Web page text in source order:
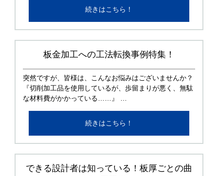
続きはこちら！
板金加工への工法転換事例特集！
突然ですが、皆様は、こんなお悩みはございませんか？
『切削加工品を使用しているが、歩留まりが悪く、無駄
な材料費がかかっている……』 …
続きはこちら！
できる設計者は知っている！板厚ごとの曲